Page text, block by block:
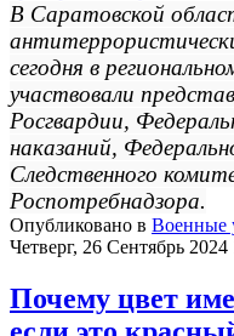
В Саратовской
сегодня в
участвовали
Росгвардии,
наказаний,
Следственного
Роспотребнадзора.
Опубликовано в Военные
Четверг, 26 Сентябрь 2024
Почему цвет